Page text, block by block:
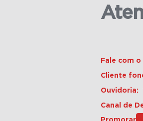
Fale com o
Cliente
Ouvidoria:
Canal de